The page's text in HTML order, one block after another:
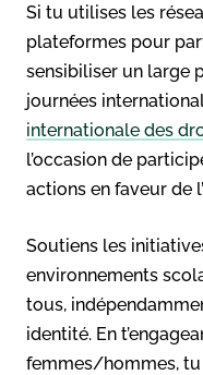
Si tu utilises les
plateformes pour
sensibiliser un large
journées
internationale des
l’occasion de
actions en faveur de
Soutiens les
environnements
tous,
identité. En
femmes/hommes,